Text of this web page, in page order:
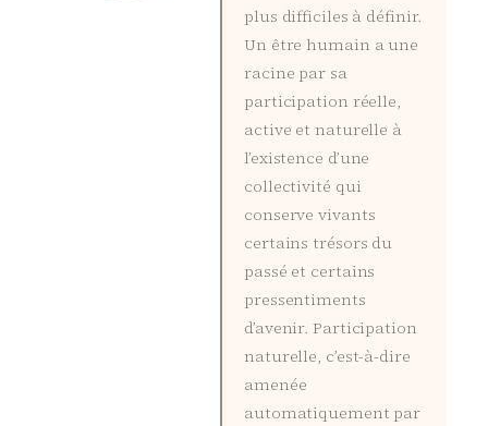
plus difficiles à définir.
Un être humain a une
racine par sa
participation réelle,
active et naturelle à
l’existence d’une
collectivité qui
conserve vivants
certains trésors du
passé et certains
pressentiments
d’avenir. Participation
naturelle, c’est-à-dire
amenée
automatiquement par